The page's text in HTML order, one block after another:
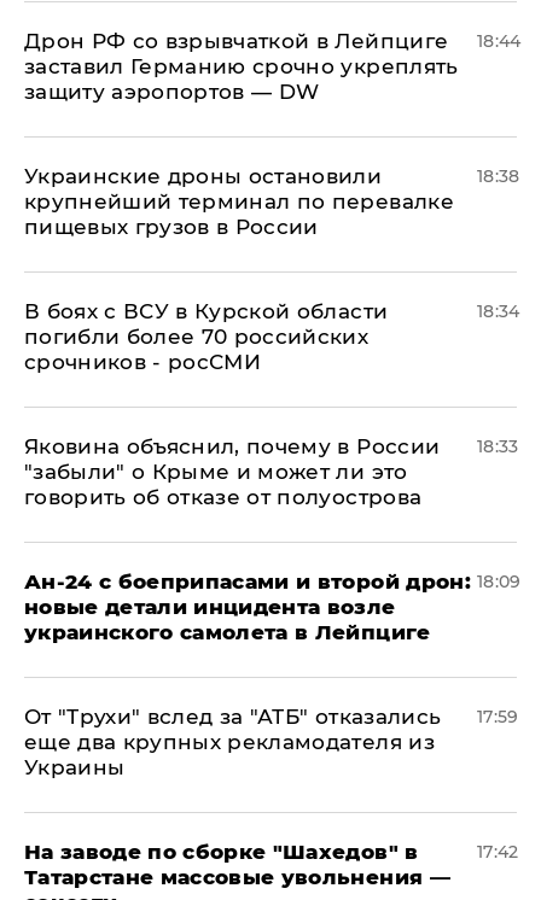
​Дрон РФ со взрывчаткой в Лейпциге
заставил Германию срочно укреплять
защиту аэропортов — DW
18:44
Украинские дроны остановили
крупнейший терминал по перевалке
пищевых грузов в России
18:38
В боях с ВСУ в Курской области
погибли более 70 российских
срочников - росСМИ
18:34
Яковина объяснил, почему в России
"забыли" о Крыме и может ли это
говорить об отказе от полуострова
18:33
Ан-24 с боеприпасами и второй дрон:
новые детали инцидента возле
украинского самолета в Лейпциге
18:09
От "Трухи" вслед за "АТБ" отказались
еще два крупных рекламодателя из
Украины
17:59
На заводе по сборке "Шахедов" в
Татарстане массовые увольнения —
17:42